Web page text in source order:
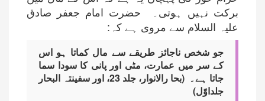
برکت نہیں ہوتی۔ حضرت امام جعفر صادق
علیہ السلام سے مروی ہے کہ:
جو شخص ناجائز طریقے سے مال کماتا ہو اس
کے سر میں عمارت، مٹی اور پانی کا سودا سما
جاتا ہے۔ (بحا رالانوار، جلد 23، اور سفینتہ البحار
جلداوّل)